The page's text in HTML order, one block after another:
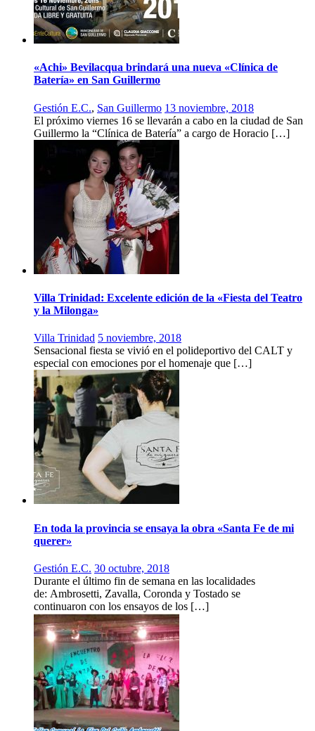
«Achi» Bevilacqua brindará una nueva «Clínica de
Batería» en San Guillermo
Gestión E.C., San Guillermo 13 noviembre, 2018
El próximo viernes 16 se llevarán a cabo en la ciudad de San
Guillermo la “Clínica de Batería” a cargo de Horacio […]
Villa Trinidad: Excelente edición de la «Fiesta del Teatro
y la Milonga»
Villa Trinidad 5 noviembre, 2018
Sensacional fiesta se vivió en el polideportivo del CALT y
especial con emociones por el homenaje que […]
En toda la provincia se ensaya la obra «Santa Fe de mi
querer»
Gestión E.C. 30 octubre, 2018
Durante el último fin de semana en las localidades
de: Ambrosetti, Zavalla, Coronda y Tostado se
continuaron con los ensayos de los […]